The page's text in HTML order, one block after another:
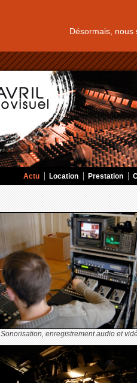
Désormais, nous
Actu Location Prestation
Sonorisation, enregistrement audio et